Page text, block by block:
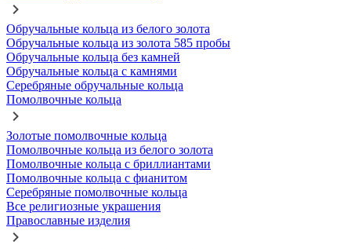
Обручальные кольца из белого золота
Обручальные кольца из золота 585 пробы
Обручальные кольца без камней
Обручальные кольца с камнями
Серебряные обручальные кольца
Помолвочные кольца
Золотые помолвочные кольца
Помолвочные кольца из белого золота
Помолвочные кольца с бриллиантами
Помолвочные кольца с фианитом
Серебряные помолвочные кольца
Все религиозные украшения
Православные изделия